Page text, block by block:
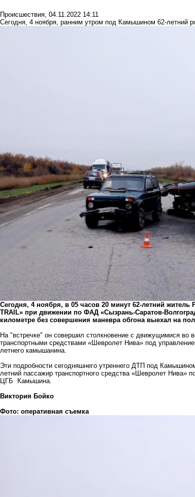
Происшествия, 04.11.2022 14:11
Сегодня, 4 ноября, ранним утром под Камышином 62-летний
Сегодня, 4 ноября, в 05 часов 20 минут 62-летний
TRAIL» при движении по ФАД «Сызрань-Саратов-
километре без совершения маневра обгона выехал на
На "встречке" он совершил столкновение с движущимися во
транспортными средствами «Шевролет Нива» под
летнего камышанина.
Эти подробности сегодняшнего утреннего ДТП под
летний пассажир транспортного средства «Шевролет Нива»
ЦГБ Камышина.
Виктория Бойко
Фото: оперативная съемка